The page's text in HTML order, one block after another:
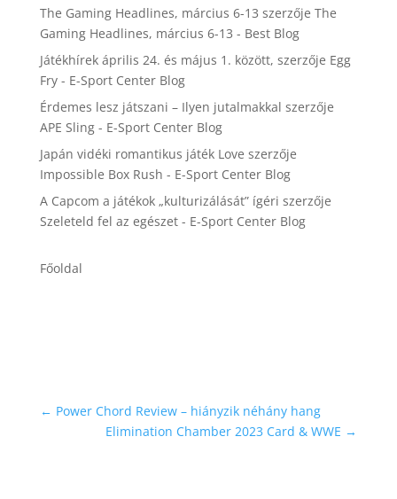
The Gaming Headlines, március 6-13 szerzője The
Gaming Headlines, március 6-13 - Best Blog
Játékhírek április 24. és május 1. között, szerzője Egg
Fry - E-Sport Center Blog
Érdemes lesz játszani – Ilyen jutalmakkal szerzője
APE Sling - E-Sport Center Blog
Japán vidéki romantikus játék Love szerzője
Impossible Box Rush - E-Sport Center Blog
A Capcom a játékok „kulturizálását” ígéri szerzője
Szeleteld fel az egészet - E-Sport Center Blog
Főoldal
← Power Chord Review – hiányzik néhány hang
Elimination Chamber 2023 Card & WWE →